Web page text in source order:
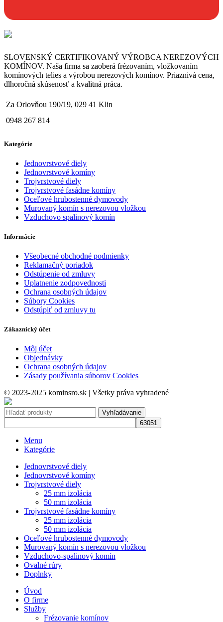
SLOVENSKÝ CERTIFIKOVANÝ VÝROBCA NEREZOVÝCH
KOMÍNOV. Naša firma sa zaoberá frézovaním, vložkovaním
komínových telies a výrobou nerezových komínov. Priaznivá cena,
dlhoročná skúsenosť a kvalitná práca.
Za Orlovňou 190/19, 029 41 Klin
0948 267 814
Kategórie
Jednovrstvové diely
Jednovrstvové komíny
Trojvrstvové diely
Trojvrstvové fasádne komíny
Oceľové hrubostenné dymovody
Murovaný komín s nerezovou vložkou
Vzduchovo spalinový komín
Informácie
Všeobecné obchodné podmienky
Reklamačný poriadok
Odstúpenie od zmluvy
Uplatnenie zodpovednosti
Ochrana osobných údajov
Súbory Cookies
Odstúpiť od zmluvy tu
Zákaznický účet
Môj účet
Objednávky
Ochrana osobných údajov
Zásady používania súborov Cookies
© 2023-2025 kominsro.sk | Všetky práva vyhradené
Vyhľadávanie
Menu
Kategórie
Jednovrstvové diely
Jednovrstvové komíny
Trojvrstvové diely
25 mm izolácia
50 mm izolácia
Trojvrstvové fasádne komíny
25 mm izolácia
50 mm izolácia
Oceľové hrubostenné dymovody
Murovaný komín s nerezovou vložkou
Vzduchovo-spalinový komín
Ovalné rúry
Doplnky
Úvod
O firme
Služby
Frézovanie komínov